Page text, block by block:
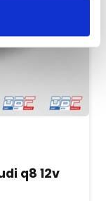
q8 12v